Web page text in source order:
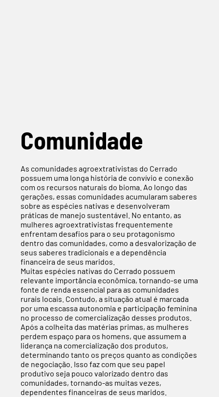
Comunidade
As comunidades agroextrativistas do Cerrado
possuem uma longa história de convívio e conexão
com os recursos naturais do bioma. Ao longo das
gerações, essas comunidades acumularam saberes
sobre as espécies nativas e desenvolveram
práticas de manejo sustentável. No entanto, as
mulheres agroextrativistas frequentemente
enfrentam desafios para o seu protagonismo
dentro das comunidades, como a desvalorização de
seus saberes tradicionais e a dependência
financeira de seus maridos.
Muitas espécies nativas do Cerrado possuem
relevante importância econômica, tornando-se uma
fonte de renda essencial para as comunidades
rurais locais. Contudo, a situação atual é marcada
por uma escassa autonomia e participação feminina
no processo de comercialização desses produtos.
Após a colheita das matérias primas, as mulheres
perdem espaço para os homens, que assumem a
liderança na comercialização dos produtos,
determinando tanto os preços quanto as condições
de negociação. Isso faz com que seu papel
produtivo seja pouco valorizado dentro das
comunidades, tornando-as muitas vezes,
dependentes financeiras de seus maridos.